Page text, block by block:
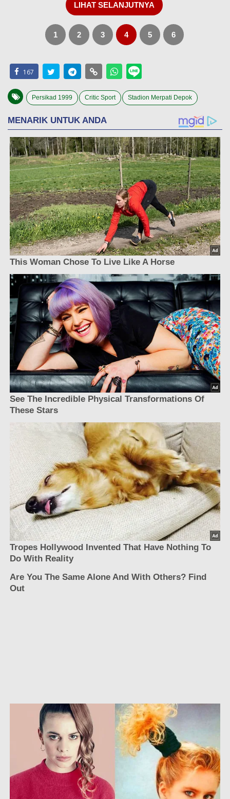
LIHAT SELANJUTNYA
1 2 3 4 5 6
167
Persikad 1999 Critic Sport Stadion Merpati Depok